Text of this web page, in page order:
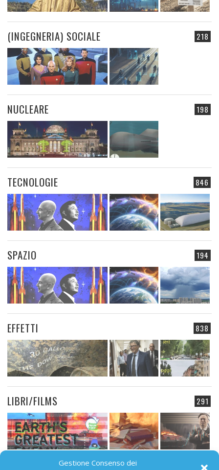
Gestione Consenso dei
218
(INGEGNERIA) SOCIALE
198
NUCLEARE
846
TECNOLOGIE
194
SPAZIO
838
EFFETTI
291
LIBRI/FILMS